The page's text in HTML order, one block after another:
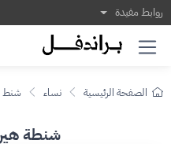
روابط مفيدة
الصفحة الرئيسية نساء شنط
شنطة